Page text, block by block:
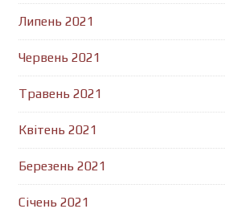
Липень 2021
Червень 2021
Травень 2021
Квітень 2021
Березень 2021
Січень 2021